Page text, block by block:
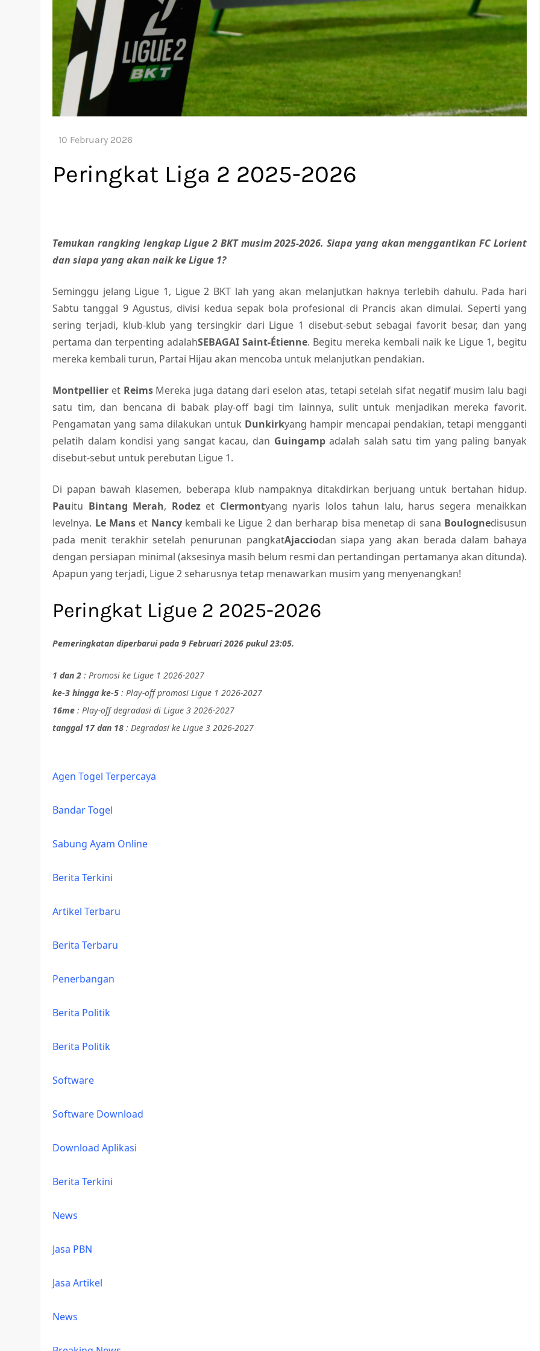
Peringkat Liga 2 2025-2026
Temukan rangking lengkap Ligue 2 BKT musim 2025-2026. Siapa yang akan menggantikan FC Lorient
dan siapa yang akan naik ke Ligue 1?
Seminggu jelang Ligue 1, Ligue 2 BKT lah yang akan melanjutkan haknya terlebih dahulu. Pada hari
Sabtu tanggal 9 Agustus, divisi kedua sepak bola profesional di Prancis akan dimulai. Seperti yang
sering terjadi, klub-klub yang tersingkir dari Ligue 1 disebut-sebut sebagai favorit besar, dan yang
pertama dan terpenting adalahSEBAGAI Saint-Étienne. Begitu mereka kembali naik ke Ligue 1, begitu
mereka kembali turun, Partai Hijau akan mencoba untuk melanjutkan pendakian.
Montpellier et ReimsMereka juga datang dari eselon atas, tetapi setelah sifat negatif musim lalu bagi
satu tim, dan bencana di babak play-off bagi tim lainnya, sulit untuk menjadikan mereka favorit.
Pengamatan yang sama dilakukan untuk Dunkirkyang hampir mencapai pendakian, tetapi mengganti
pelatih dalam kondisi yang sangat kacau, dan Guingampadalah salah satu tim yang paling banyak
disebut-sebut untuk perebutan Ligue 1.
Di papan bawah klasemen, beberapa klub nampaknya ditakdirkan berjuang untuk bertahan hidup.
Pauitu Bintang Merah, Rodezet Clermontyang nyaris lolos tahun lalu, harus segera menaikkan
levelnya. Le Manset Nancykembali ke Ligue 2 dan berharap bisa menetap di sana Boulognedisusun
pada menit terakhir setelah penurunan pangkatAjacciodan siapa yang akan berada dalam bahaya
dengan persiapan minimal (aksesinya masih belum resmi dan pertandingan pertamanya akan ditunda).
Apapun yang terjadi, Ligue 2 seharusnya tetap menawarkan musim yang menyenangkan!
Peringkat Ligue 2 2025-2026
Pemeringkatan diperbarui pada 9 Februari 2026 pukul 23:05.
1 dan 2 : Promosi ke Ligue 1 2026-2027
ke-3 hingga ke-5 : Play-off promosi Ligue 1 2026-2027
16me : Play-off degradasi di Ligue 3 2026-2027
tanggal 17 dan 18 : Degradasi ke Ligue 3 2026-2027
Agen Togel Terpercaya
Bandar Togel
Sabung Ayam Online
Berita Terkini
Artikel Terbaru
Berita Terbaru
Penerbangan
Berita Politik
Berita Politik
Software
Software Download
Download Aplikasi
Berita Terkini
News
Jasa PBN
Jasa Artikel
News